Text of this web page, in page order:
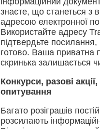
знаєте, що станеться з
адресою електронної
Використайте адресу
підтвердьте посилання,
готово. Ваша приватна
скринька залишається
Конкурси, разові акції,
опитування
Багато розіграшів
розсилають